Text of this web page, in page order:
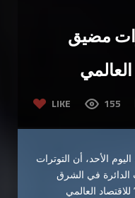
مضيق
LIKE 155
اليوم الأحد، أن التوترات
في الشرق
العالمي